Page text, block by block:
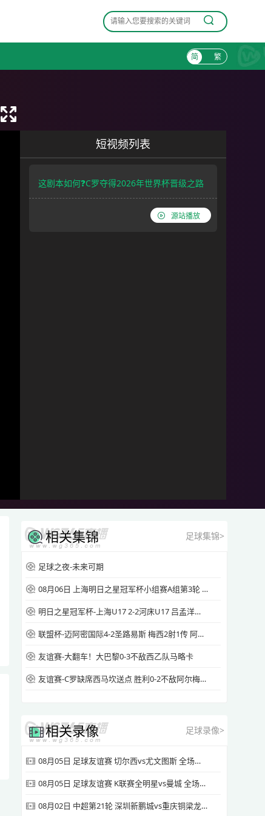
简 繁
短视频列表
这剧本如何❓️C罗夺得2026年世界杯晋级之路
源站播放
相关集锦 足球集锦>
足球之夜-未来可期
08月06日 上海明日之星冠军杯小组赛A组第3轮 中国男足U17vs拜耳04勒沃库森U17 进球
明日之星冠军杯-上海U17 2‑2河床U17 吕孟洋穆海麦提建功
联盟杯-迈阿密国际4-2圣路易斯 梅西2射1传 阿伦助攻戴帽
友谊赛-大翻车！大巴黎0-3不敌西乙队马略卡
友谊赛-C罗缺席西马坎送点 胜利0-2不敌阿尔梅里亚
相关录像 足球录像>
08月05日 足球友谊赛 切尔西vs尤文图斯 全场录像
08月05日 足球友谊赛 K联赛全明星vs曼城 全场录像
08月02日 中超第21轮 深圳新鹏城vs重庆铜梁龙 全场录像